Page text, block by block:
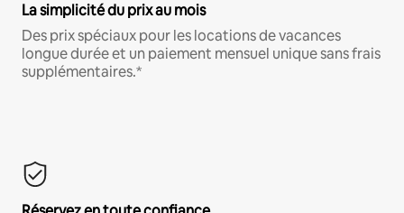
La simplicité du prix au mois
Des prix spéciaux pour les locations de vacances
longue durée et un paiement mensuel unique sans frais
supplémentaires.*